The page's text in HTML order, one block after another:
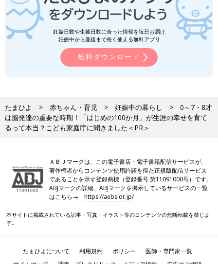
妊娠日数や生後日数に合った情報を毎日お届け
妊娠中から産後まで長く使える無料アプリ
無料ダウンロード
たまひよ 赤ちゃん・育児 妊娠中の暮らし
0～7・8才
は脳発達の重要な時期！「はじめの100か月」が生涯の幸せを育て
るって本当？こども家庭庁に聞きました＜PR＞
ＡＢＪマークは、この電子書店・電子書籍配信サービスが、
著作権者からコンテンツ使用許諾を得た正規版配信サービス
であることを示す登録商標（登録番号 第11091000号）です。
ABJマークの詳細、ABJマークを掲示しているサービスの一覧
はこちら→https://aebs.or.jp/
本サイトに掲載されている記事・写真・イラスト等のコンテンツの無断転載を禁じま
す。
たまひよについて 利用規約 ポリシー
医師・専門家一覧